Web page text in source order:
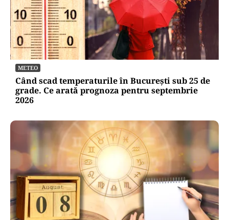
METEO
Când scad temperaturile în București sub 25 de
grade. Ce arată prognoza pentru septembrie
2026